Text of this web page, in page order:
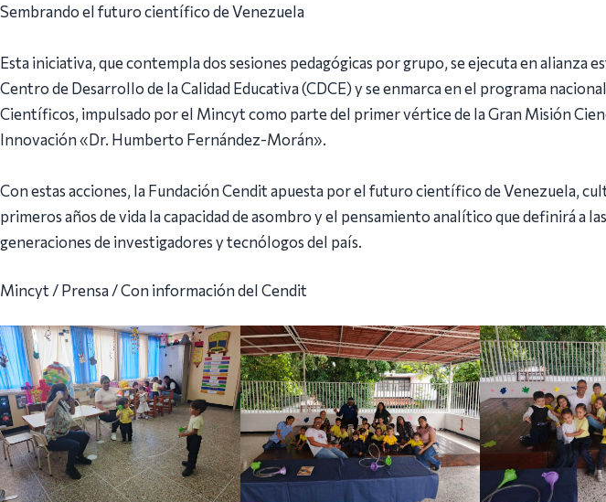
Sembrando el futuro científico de Venezuela
Esta iniciativa, que contempla dos sesiones pedagógicas por grupo, se ejecuta en alianza
Centro de Desarrollo de la Calidad Educativa (CDCE) y se enmarca en el programa
Científicos, impulsado por el Mincyt como parte del primer vértice de la Gran Misión
Innovación «Dr. Humberto Fernández-Morán».
Con estas acciones, la Fundación Cendit apuesta por el futuro científico de Venezuela,
primeros años de vida la capacidad de asombro y el pensamiento analítico que definirá a
generaciones de investigadores y tecnólogos del país.
Mincyt / Prensa / Con información del Cendit